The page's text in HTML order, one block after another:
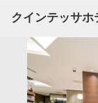
クインテッサ